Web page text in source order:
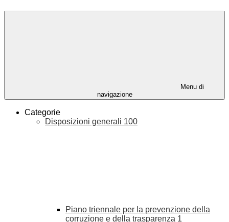
Menu di
navigazione
Categorie
Disposizioni generali 100
Piano triennale per la prevenzione della
corruzione e della trasparenza 1